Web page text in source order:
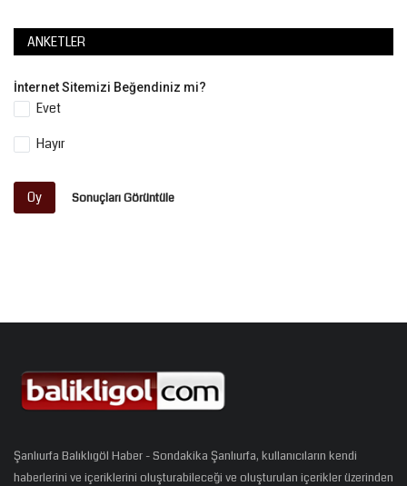
ANKETLER
İnternet Sitemizi Beğendiniz mi?
Evet
Hayır
Oy Sonuçları Görüntüle
Şanlıurfa Balıklıgöl Haber - Sondakika Şanlıurfa, kullanıcıların kendi
haberlerini ve içeriklerini oluşturabileceği ve oluşturulan içerikler üzerinden